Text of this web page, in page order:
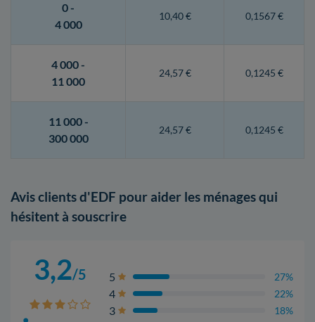
0 -
4 000
10,40 € 0,1567 €
4 000 -
11 000
24,57 € 0,1245 €
11 000 -
300 000
24,57 € 0,1245 €
Avis clients d'EDF pour aider les ménages qui
hésitent à souscrire
3,2/5 5 27%
4 22%
3 18%